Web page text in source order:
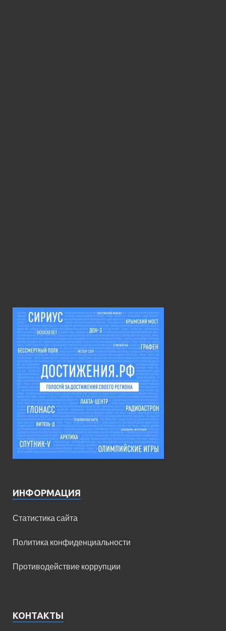
ИНФОРМАЦИЯ
Статистика сайта
Политика конфиденциальности
Противодействие коррупции
КОНТАКТЫ